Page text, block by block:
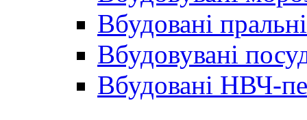
Вбудовані
Вбудовувані
Вбудовані НВЧ-